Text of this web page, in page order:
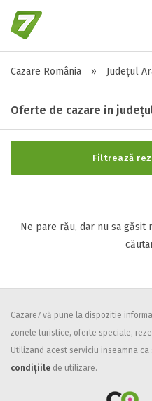
Cazare România » Județul
Oferte de cazare in
Filtrează
Stele / margarete
Neclasificat
2 stele / margarete
3 stele / margarete
Facilități
Internet wireless
Ne pare rău, dar nu sa
Cazare7 vă pune la dispozitie
zonele turistice, oferte speciale,
Utilizand acest serviciu inseamna
condițiile de utilizare.